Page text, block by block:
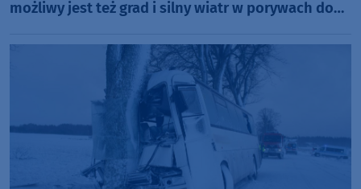
możliwy jest też grad i silny wiatr w porywach do